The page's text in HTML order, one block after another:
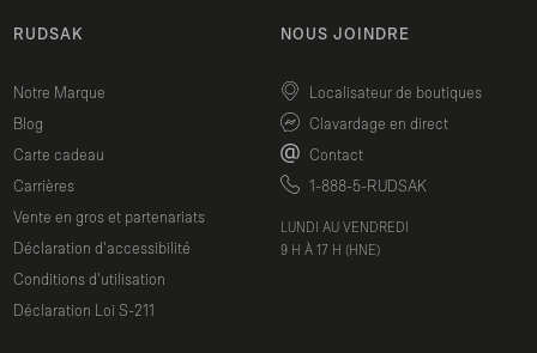
RUDSAK
Notre Marque
Blog
Carte cadeau
Carrières
Vente en gros et partenariats
Déclaration d'accessibilité
Conditions d'utilisation
Déclaration Loi S-211
NOUS JOINDRE
Localisateur de boutiques
Clavardage en direct
Contact
1-888-5-RUDSAK
LUNDI AU VENDREDI
9 H À 17 H (HNE)